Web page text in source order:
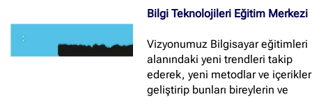
Bilgi Teknolojileri Eğitim Merkezi
Vizyonumuz Bilgisayar eğitimleri
alanındaki yeni trendleri takip
ederek, yeni metodlar ve içerikler
geliştirip bunları bireylerin ve